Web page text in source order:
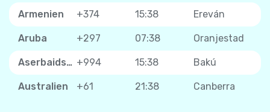
Armenien +374 15:38 Ereván
Aruba +297 07:38 Oranjestad
Aserbaidschan +994 15:38 Bakú
Australien +61 21:38 Canberra